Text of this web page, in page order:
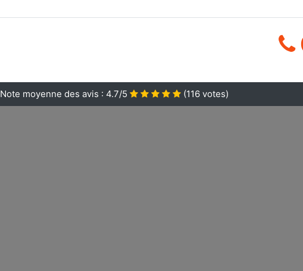
Note moyenne des avis : 4.7/5 (116 votes)